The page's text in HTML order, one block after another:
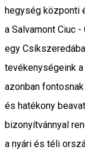
hegység központi
a Salvamont Ciuc
egy
tevékenységeink
azonban
és hatékony
bizonyítvánnyal
a nyári és téli